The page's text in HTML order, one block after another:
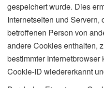
gespeichert wurde. Dies
Internetseiten und
betroffenen Person von
andere Cookies enthalten,
bestimmter
Cookie-ID wiedererkannt